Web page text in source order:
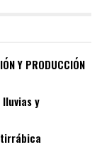
Y PRODUCCIÓN
lluvias y